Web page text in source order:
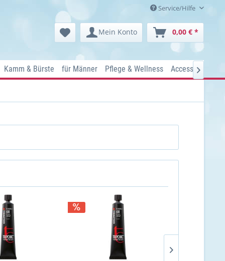
Service/Hilfe
Mein Konto 0,00 € *
Kamm & Bürste für Männer Pflege & Wellness Accessoires
